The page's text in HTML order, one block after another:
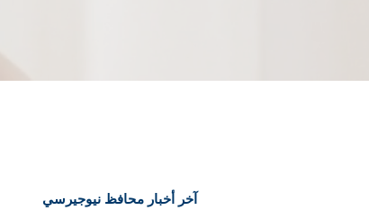
آخر أخبار محافظ نيوجيرسي